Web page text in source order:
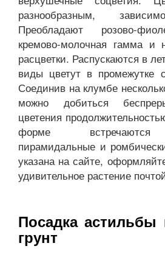
разнообразным,
Преобладают розово-
кремово-молочная гамма и
расцветки. Распускаются в
виды цветут в промежутке
Соединив на клумбе
можно добиться
цветения
форме встречаются
пирамидальные и
указана на сайте,
удивительное растение
Посадка
грунт